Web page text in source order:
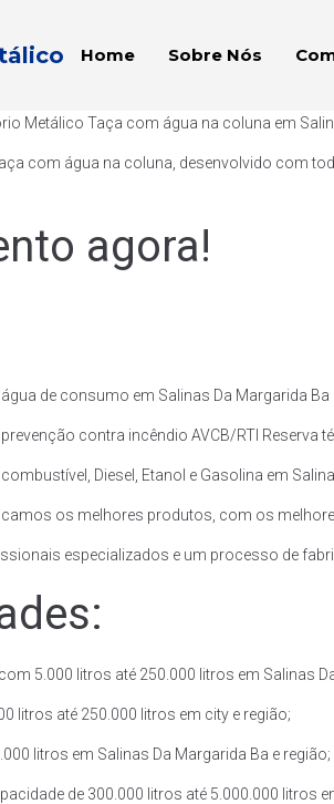
Home Sobre Nós
Metálico Taça com água na coluna em
com água na coluna, desenvolvido com
agora!
de consumo em Salinas Da Margarida Ba
contra incêndio AVCB/RTI Reserva
Diesel, Etanol e Gasolina em
os melhores produtos, com os
especializados e um processo de
5.000 litros até 250.000 litros em Salinas
litros até 250.000 litros em city e região;
litros em Salinas Da Margarida Ba e região;
de 300.000 litros até 5.000.000 litros